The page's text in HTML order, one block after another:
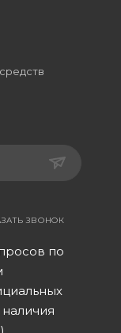
ЗВОНОК
по